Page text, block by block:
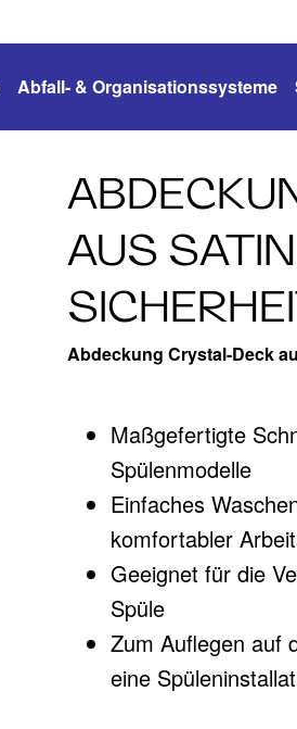
Abfall- & Organisationssysteme
AUS
Abdeckung Crystal-Deck
Maßgefertigte
Spülenmodelle
Einfaches
komfortabler
Geeignet für die
Spüle
Zum Auflegen auf
eine